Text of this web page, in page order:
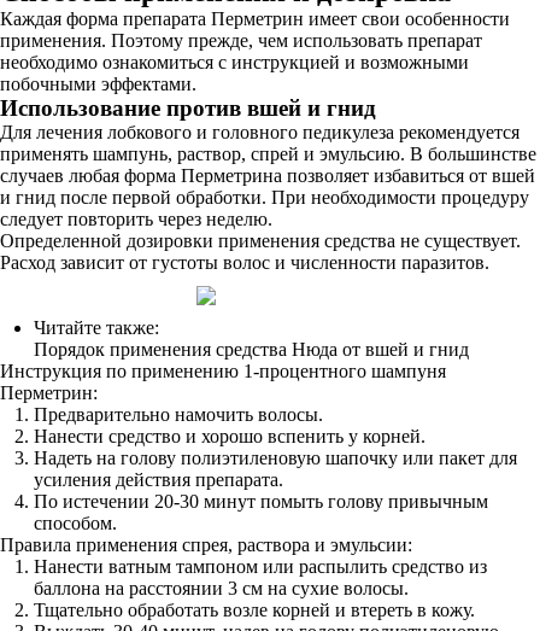
Каждая форма препарата Перметрин имеет свои особенности
применения. Поэтому прежде, чем использовать препарат
необходимо ознакомиться с инструкцией и возможными
побочными эффектами.
Использование против вшей и гнид
Для лечения лобкового и головного педикулеза рекомендуется
применять шампунь, раствор, спрей и эмульсию. В большинстве
случаев любая форма Перметрина позволяет избавиться от вшей
и гнид после первой обработки. При необходимости процедуру
следует повторить через неделю.
Определенной дозировки применения средства не существует.
Расход зависит от густоты волос и численности паразитов.
Читайте также:
Порядок применения средства Нюда от вшей и гнид
Инструкция по применению 1-процентного шампуня
Перметрин:
Предварительно намочить волосы.
Нанести средство и хорошо вспенить у корней.
Надеть на голову полиэтиленовую шапочку или пакет для
усиления действия препарата.
По истечении 20-30 минут помыть голову привычным
способом.
Правила применения спрея, раствора и эмульсии:
Нанести ватным тампоном или распылить средство из
баллона на расстоянии 3 см на сухие волосы.
Тщательно обработать возле корней и втереть в кожу.